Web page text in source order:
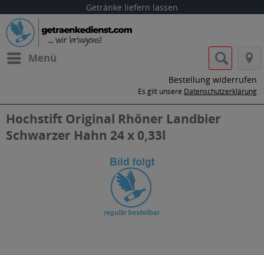
Getränke liefern lassen
Menü
Bestellung widerrufen
Es gilt unsere Datenschutzerklärung
Hochstift Original Rhöner Landbier
Schwarzer Hahn 24 x 0,33l